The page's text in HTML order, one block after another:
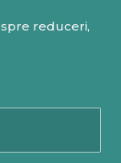
reduceri,